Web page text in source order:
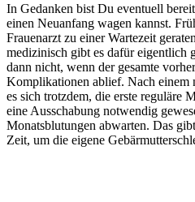
In Gedanken bist Du eventuell
einen Neuanfang wagen kannst.
Frauenarzt zu einer Wartezeit
medizinisch gibt es dafür eigentlich
dann nicht, wenn der gesamte
Komplikationen ablief. Nach einem
es sich trotzdem, die erste reguläre
eine Ausschabung notwendig
Monatsblutungen abwarten. Das
Zeit, um die eigene